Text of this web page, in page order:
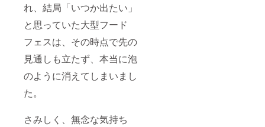
れ、結局「いつか出たい」
と思っていた大型フード
フェスは、その時点で先の
見通しも立たず、本当に泡
のように消えてしまいまし
た。
さみしく、無念な気持ち